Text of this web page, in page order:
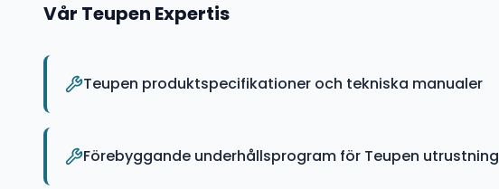
Vår Teupen Expertis
Teupen produktspecifikationer och tekniska manualer
Förebyggande underhållsprogram för Teupen utrustning